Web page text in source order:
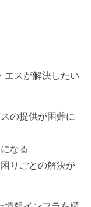
エスが解決したい
の提供が困難に
なる
りごとの解決が